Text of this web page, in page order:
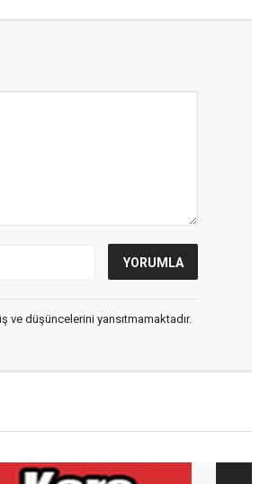
ve düşüncelerini yansıtmamaktadır.